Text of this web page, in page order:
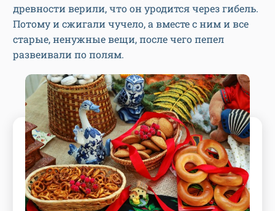
древности верили, что он уродится через гибель.
Потому и сжигали чучело, а вместе с ним и все
старые, ненужные вещи, после чего пепел
развеивали по полям.